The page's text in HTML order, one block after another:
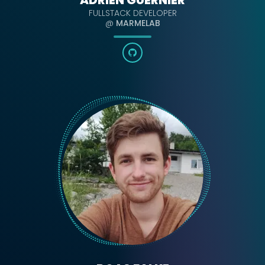
FULLSTACK DEVELOPER
@ MARMELAB